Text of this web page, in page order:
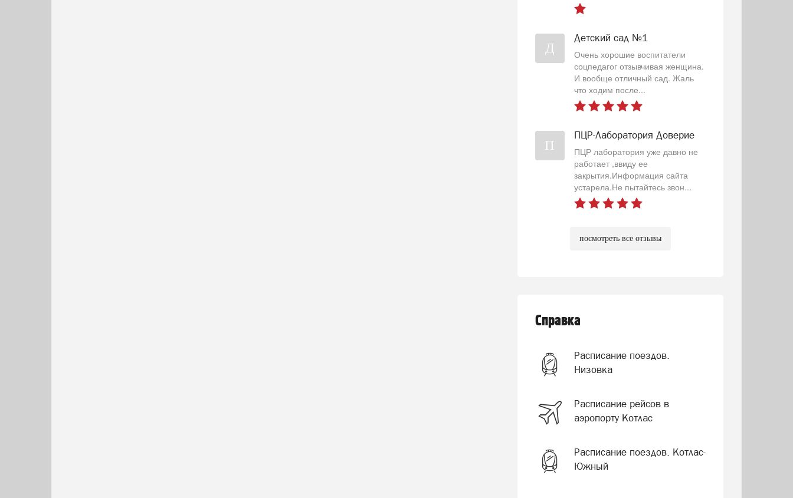
Д
Детский сад №1
Очень хорошие воспитатели
соцпедагог отзывчивая женщина.
И вообще отличный сад. Жаль
что ходим после...
П
ПЦР-Лаборатория Доверие
ПЦР лаборатория уже давно не
работает ,ввиду ее
закрытия.Информация сайта
устарела.Не пытайтесь звон...
посмотреть все отзывы
Справка
Расписание поездов.
Низовка
Расписание рейсов в
аэропорту Котлас
Расписание поездов. Котлас-
Южный